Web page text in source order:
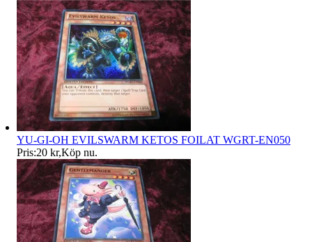
YU-GI-OH EVILSWARM KETOS FOILAT WGRT-EN050
Pris:20 kr,Köp nu.